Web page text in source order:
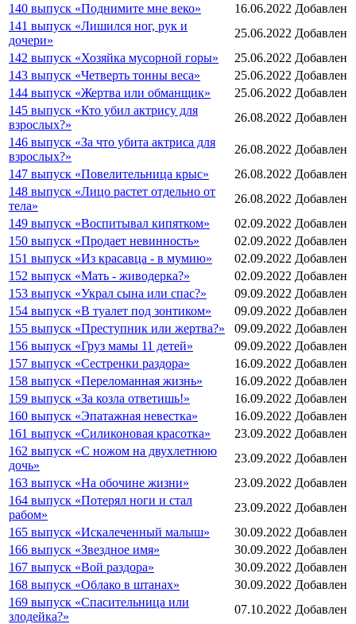
140 выпуск «Поднимите мне веко»
16.06.2022 Добавлен
141 выпуск «Лишился ног, рук и
дочери»
25.06.2022 Добавлен
142 выпуск «Хозяйка мусорной горы»
25.06.2022 Добавлен
143 выпуск «Четверть тонны веса»
25.06.2022 Добавлен
144 выпуск «Жертва или обманщик»
25.06.2022 Добавлен
145 выпуск «Кто убил актрису для
взрослых?»
26.08.2022 Добавлен
146 выпуск «За что убита актриса для
взрослых?»
26.08.2022 Добавлен
147 выпуск «Повелительница крыс»
26.08.2022 Добавлен
148 выпуск «Лицо растет отдельно от
тела»
26.08.2022 Добавлен
149 выпуск «Воспитывал кипятком»
02.09.2022 Добавлен
150 выпуск «Продает невинность»
02.09.2022 Добавлен
151 выпуск «Из красавца - в мумию»
02.09.2022 Добавлен
152 выпуск «Мать - живодерка?»
02.09.2022 Добавлен
153 выпуск «Украл сына или спас?»
09.09.2022 Добавлен
154 выпуск «В туалет под зонтиком»
09.09.2022 Добавлен
155 выпуск «Преступник или жертва?»
09.09.2022 Добавлен
156 выпуск «Груз мамы 11 детей»
09.09.2022 Добавлен
157 выпуск «Сестренки раздора»
16.09.2022 Добавлен
158 выпуск «Переломанная жизнь»
16.09.2022 Добавлен
159 выпуск «За козла ответишь!»
16.09.2022 Добавлен
160 выпуск «Эпатажная невестка»
16.09.2022 Добавлен
161 выпуск «Силиконовая красотка»
23.09.2022 Добавлен
162 выпуск «С ножом на двухлетнюю
дочь»
23.09.2022 Добавлен
163 выпуск «На обочине жизни»
23.09.2022 Добавлен
164 выпуск «Потерял ноги и стал
рабом»
23.09.2022 Добавлен
165 выпуск «Искалеченный малыш»
30.09.2022 Добавлен
166 выпуск «Звездное имя»
30.09.2022 Добавлен
167 выпуск «Вой раздора»
30.09.2022 Добавлен
168 выпуск «Облако в штанах»
30.09.2022 Добавлен
169 выпуск «Спасительница или
злодейка?»
07.10.2022 Добавлен